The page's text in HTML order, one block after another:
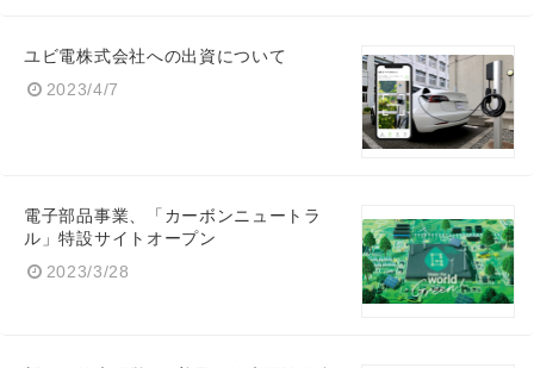
ユビ電株式会社への出資について
2023/4/7
電子部品事業、「カーボンニュートラ
ル」特設サイトオープン
2023/3/28